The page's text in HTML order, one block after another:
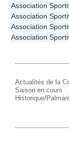
Association
Association
Association
Association
Actualités de la
Saison en cours
Historique/